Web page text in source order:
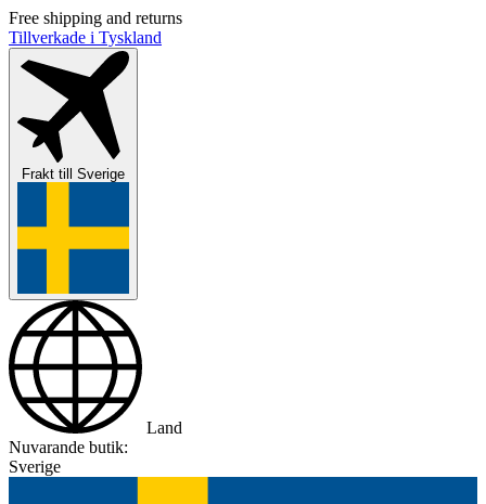
Free shipping and returns
Tillverkade i Tyskland
Frakt till Sverige
Land
Nuvarande butik:
Sverige